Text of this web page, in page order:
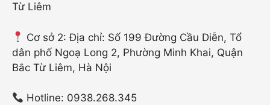
Từ Liêm
Cơ sở 2: Địa chỉ: Số 199 Đường Cầu Diễn, Tổ
dân phố Ngoạ Long 2, Phường Minh Khai, Quận
Bắc Từ Liêm, Hà Nội
Hotline: 0938.268.345